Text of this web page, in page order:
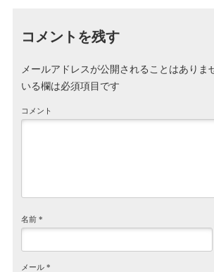
コメントを残す
メールアドレスが公開されることはありま
いる欄は必須項目です
コメント
名前*
メール*